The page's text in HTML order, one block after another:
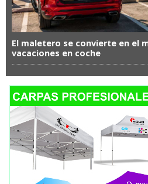
El maletero se convierte en el
vacaciones en coche